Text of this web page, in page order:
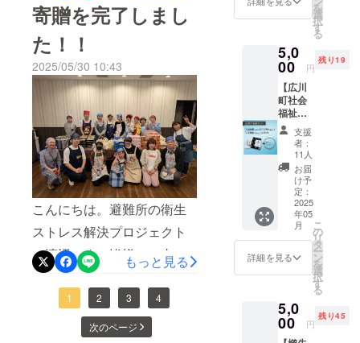
イのことやナノイーのこと
を知ってもらえるのが良
い」と評価いただいていま
す。改めまして、支援など
で参加いただいた皆さま、
本当にありがとうございま
した。また、NPO法人むす
びえさまとも、こども食堂
を拠点にした防災の備えに
ついて、協働を進めていく
予定です。こちらの取り組
みについては、また詳細が
決まり次第改めてご報告い
たします。皆さまが暑さを
乗り切り、実りの多い秋を
のないご意見をいただけま
すと幸いです。「避難所の
衛生ストレス解決」プロ
ジェクト 活動報告書
ただきました！プロジェク
ト発足のきっかけや関係者
の皆さまの経験談や想いな
ど丁寧にまとめていただい
ています。よろしければ、
ぜひご一読ください！リン
クはこちらです →
https://www.nippon-
foundation.or.jp/journal/2025
/112659/disaster
寄贈を完了しまし
た！！
2025/05/30 10:43
こんにちは。避難所の衛生
ストレス解決プロジェクト
の渡辺です。皆様のご支援
で製作したプロダクトを、
広川町社会福祉協議会様と
むすびえ様を通じて３つの
もっと見る
1 2 3 4
次のページ
※このプ
クトは
「CAM
PFIRE
for
Social
good」
に該当
しま
す。
※「CA
MPFIRE
Social
good」
は社会
課題の
解決を
もので
す。支
援金額
のプロ
ジェク
動報告
書を作
成し、
PDFに
したも
のを
メール
でお届
けしま
す。
※3,000
円、
10,000
円のも
のと同
じ内容
になり
※このプ
クトは
「CAM
PFIRE
を
選
択
す
る
5,0
00 円
残り19
【広川
町社会
福祉協
議会よ
り広川
町名産
セッ
ト お
礼の
メッ
セージ
付き】
本プロ
ジェク
トの実
証実験
力いた
だいた
広川町
支援
者：
11人
お届
け予
定：
2025
年05
月
詳細を見る
こ
の
リ
タ
ー
ン
を
選
択
す
る
5,0
00 円
残り45